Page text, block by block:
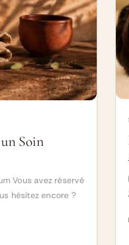
Soin
Vous avez réservé
hésitez encore ?